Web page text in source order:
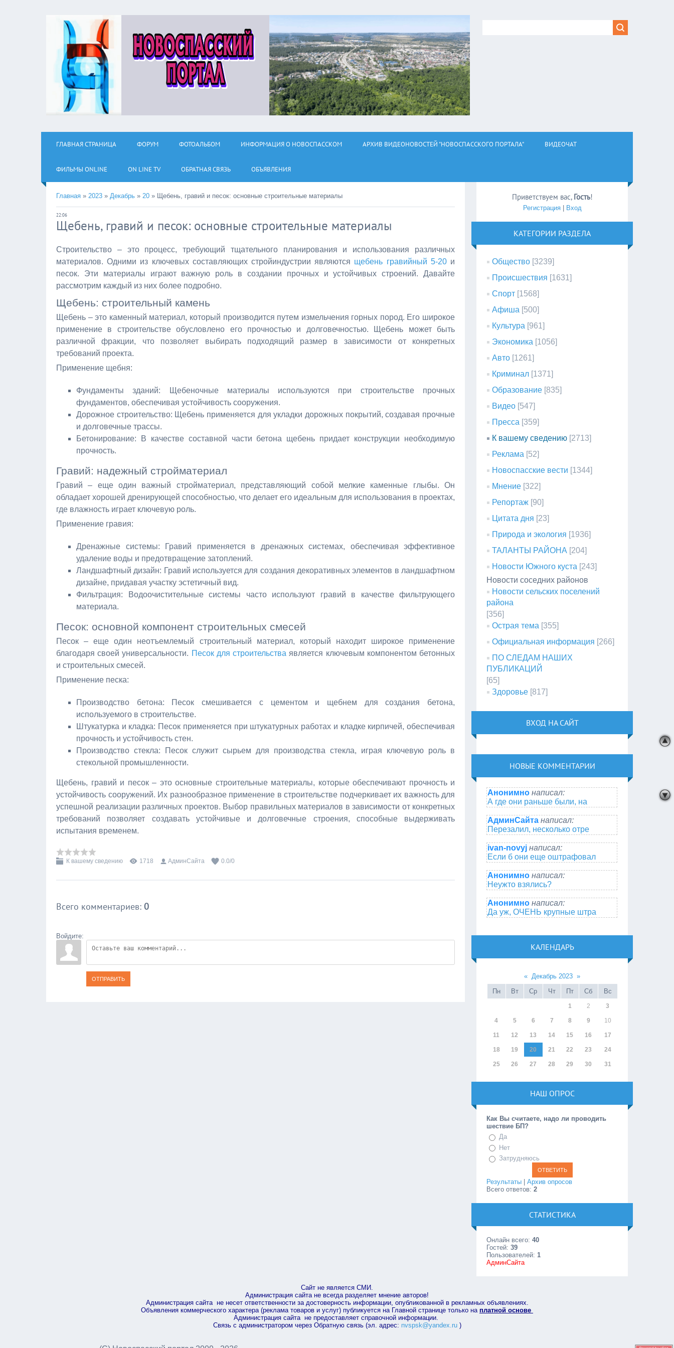
ГЛАВНАЯ СТРАНИЦА ФОРУМ ФОТОАЛЬБОМ ИНФОРМАЦИЯ О НОВОСПАССКОМ АРХИВ ВИДЕОНОВОСТЕЙ "НОВОСПАССКОГО ПОРТАЛА" ВИДЕОЧАТ
ФИЛЬМЫ ОNLINE ON LINE TV ОБРАТНАЯ СВЯЗЬ ОБЪЯВЛЕНИЯ
Главная » 2023 » Декабрь » 20 » Щебень, гравий и песок: основные строительные материалы
22:06
Щебень, гравий и песок: основные строительные материалы
Строительство – это процесс, требующий тщательного планирования и использования различных
материалов. Одними из ключевых составляющих стройиндустрии являются щебень гравийный 5-20и
песок. Эти материалы играют важную роль в создании прочных и устойчивых строений. Давайте
рассмотрим каждый из них более подробно.
Щебень: строительный камень
Щебень – это каменный материал, который производится путем измельчения горных пород. Его широкое
применение в строительстве обусловлено его прочностью и долговечностью. Щебень может быть
различной фракции, что позволяет выбирать подходящий размер в зависимости от конкретных
требований проекта.
Применение щебня:
Фундаменты зданий: Щебеночные материалы используются при строительстве прочных
фундаментов, обеспечивая устойчивость сооружения.
Дорожное строительство: Щебень применяется для укладки дорожных покрытий, создавая прочные
и долговечные трассы.
Бетонирование: В качестве составной части бетона щебень придает конструкции необходимую
прочность.
Гравий: надежный стройматериал
Гравий – еще один важный стройматериал, представляющий собой мелкие каменные глыбы. Он
обладает хорошей дренирующей способностью, что делает его идеальным для использования в проектах,
где влажность играет ключевую роль.
Применение гравия:
Дренажные системы: Гравий применяется в дренажных системах, обеспечивая эффективное
удаление воды и предотвращение затоплений.
Ландшафтный дизайн: Гравий используется для создания декоративных элементов в ландшафтном
дизайне, придавая участку эстетичный вид.
Фильтрация: Водоочистительные системы часто используют гравий в качестве фильтрующего
материала.
Песок: основной компонент строительных смесей
Песок – еще один неотъемлемый строительный материал, который находит широкое применение
благодаря своей универсальности. Песок для строительства является ключевым компонентом бетонных
и строительных смесей.
Применение песка:
Производство бетона: Песок смешивается с цементом и щебнем для создания бетона,
используемого в строительстве.
Штукатурка и кладка: Песок применяется при штукатурных работах и кладке кирпичей, обеспечивая
прочность и устойчивость стен.
Производство стекла: Песок служит сырьем для производства стекла, играя ключевую роль в
стекольной промышленности.
Щебень, гравий и песок – это основные строительные материалы, которые обеспечивают прочность и
устойчивость сооружений. Их разнообразное применение в строительстве подчеркивает их важность для
успешной реализации различных проектов. Выбор правильных материалов в зависимости от конкретных
требований позволяет создавать устойчивые и долговечные строения, способные выдерживать
испытания временем.
К вашему сведению 1718 АдминСайта 0.0/0
Всего комментариев: 0
Войдите:
ОТПРАВИТЬ
Приветствуем вас, Гость!
Регистрация| Вход
КАТЕГОРИИ РАЗДЕЛА
Общество [3239]
Происшествия [1631]
Спорт [1568]
Афиша [500]
Культура [961]
Экономика [1056]
Авто [1261]
Криминал [1371]
Образование [835]
Видео [547]
Пресса [359]
К вашему сведению [2713]
Реклама [52]
Новоспасские вести [1344]
Мнение [322]
Репортаж [90]
Цитата дня [23]
Природа и экология [1936]
ТАЛАНТЫ РАЙОНА [204]
Новости Южного куста [243]
Новости соседних районов
Новости сельских поселений
района
[356]
Острая тема [355]
Официальная информация [266]
ПО СЛЕДАМ НАШИХ
ПУБЛИКАЦИЙ
[65]
Здоровье [817]
ВХОД НА САЙТ
НОВЫЕ КОММЕНТАРИИ
Анонимно написал:
А где они раньше были, на
АдминСайта написал:
Перезалил, несколько отре
ivan-novyj написал:
Если б они еще оштрафовал
Анонимно написал:
Неужто взялись?
Анонимно написал:
Да уж, ОЧЕНЬ крупные штра
КАЛЕНДАРЬ
« Декабрь 2023 »
Пн
Вт Ср Чт Пт Сб Вс
1 2 3
4 5 6 7 8 9 10
11 12 13 14 15 16 17
18 19 20 21 22 23 24
25 26 27 28 29 30 31
НАШ ОПРОС
Как Вы считаете, надо ли проводить
шествие БП?
Да
Нет
Затрудняюсь
Результаты |Архив опросов
Всего ответов:2
СТАТИСТИКА
Онлайн всего:40
Гостей:39
Пользователей: 1
АдминСайта
Сайт не является СМИ.
Администрация сайта не всегда разделяет мнение авторов!
Администрация сайта не несет ответственности за достоверность информации, опубликованной в рекламных объявлениях.
Объявления коммерческого характера (реклама товаров и услуг) публикуется на Главной странице только на платной основе
Администрация сайта не предоставляет справочной информации.
Связь с администратором через Обратную связь (эл. адрес: nvspsk@yandex.ru)